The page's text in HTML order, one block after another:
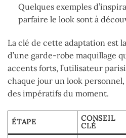
Quelques exemples
parfaire le look sont à
La clé de cette adaptation est
d’une garde-robe maquillage
accents forts, l’utilisateur
chaque jour un look
des impératifs du moment.
ÉTAPE
CONSEIL
CLÉ